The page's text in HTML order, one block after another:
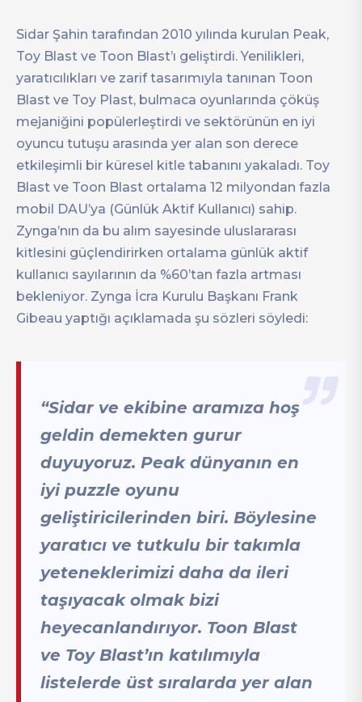
Sidar Şahin tarafından 2010 yılında kurulan Peak,
Toy Blast ve Toon Blast’ı geliştirdi. Yenilikleri,
yaratıcılıkları ve zarif tasarımıyla tanınan Toon
Blast ve Toy Plast, bulmaca oyunlarında çöküş
mejaniğini popülerleştirdi ve sektörünün en iyi
oyuncu tutuşu arasında yer alan son derece
etkileşimli bir küresel kitle tabanını yakaladı. Toy
Blast ve Toon Blast ortalama 12 milyondan fazla
mobil DAU’ya (Günlük Aktif Kullanıcı) sahip.
Zynga’nın da bu alım sayesinde uluslararası
kitlesini güçlendirirken ortalama günlük aktif
kullanıcı sayılarının da %60’tan fazla artması
bekleniyor. Zynga İcra Kurulu Başkanı Frank
Gibeau yaptığı açıklamada şu sözleri söyledi:
“Sidar ve ekibine aramıza hoş
geldin demekten gurur
duyuyoruz. Peak dünyanın en
iyi puzzle oyunu
geliştiricilerinden biri. Böylesine
yaratıcı ve tutkulu bir takımla
yeteneklerimizi daha da ileri
taşıyacak olmak bizi
heyecanlandırıyor. Toon Blast
ve Toy Blast’ın katılımıyla
listelerde üst sıralarda yer alan